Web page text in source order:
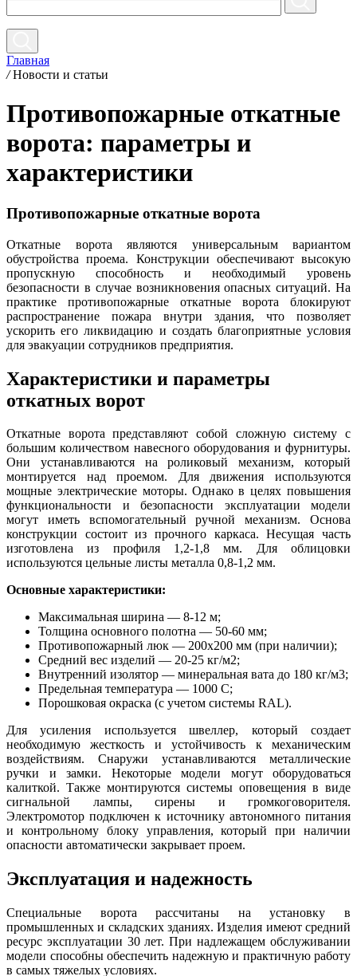
Главная
/ Новости и статьи
Противопожарные откатные
ворота: параметры и
характеристики
Противопожарные откатные ворота
Откатные ворота являются универсальным вариантом
обустройства проема. Конструкции обеспечивают высокую
пропускную способность и необходимый уровень
безопасности в случае возникновения опасных ситуаций. На
практике противопожарные откатные ворота блокируют
распространение пожара внутри здания, что позволяет
ускорить его ликвидацию и создать благоприятные условия
для эвакуации сотрудников предприятия.
Характеристики и параметры
откатных ворот
Откатные ворота представляют собой сложную систему с
большим количеством навесного оборудования и фурнитуры.
Они устанавливаются на роликовый механизм, который
монтируется над проемом. Для движения используются
мощные электрические моторы. Однако в целях повышения
функциональности и безопасности эксплуатации модели
могут иметь вспомогательный ручной механизм. Основа
конструкции состоит из прочного каркаса. Несущая часть
изготовлена из профиля 1,2-1,8 мм. Для облицовки
используются цельные листы металла 0,8-1,2 мм.
Основные характеристики:
Максимальная ширина — 8-12 м;
Толщина основного полотна — 50-60 мм;
Противопожарный люк — 200х200 мм (при наличии);
Средний вес изделий — 20-25 кг/м2;
Внутренний изолятор — минеральная вата до 180 кг/м3;
Предельная температура — 1000 C;
Порошковая окраска (с учетом системы RAL).
Для усиления используется швеллер, который создает
необходимую жесткость и устойчивость к механическим
воздействиям. Снаружи устанавливаются металлические
ручки и замки. Некоторые модели могут оборудоваться
калиткой. Также монтируются системы оповещения в виде
сигнальной лампы, сирены и громкоговорителя.
Электромотор подключен к источнику автономного питания
и контрольному блоку управления, который при наличии
опасности автоматически закрывает проем.
Эксплуатация и надежность
Специальные ворота рассчитаны на установку в
промышленных и складских зданиях. Изделия имеют средний
ресурс эксплуатации 30 лет. При надлежащем обслуживании
модели способны обеспечить надежную и практичную работу
в самых тяжелых условиях.